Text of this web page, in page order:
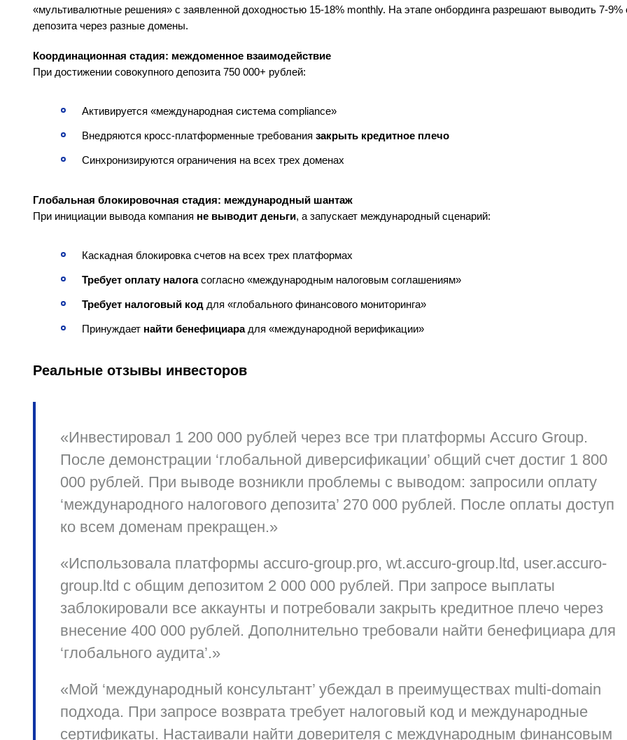
«мультивалютные решения» с заявленной доходностью 15-18% monthly. На этапе онбординга разрешают выводить 7-9%
депозита через разные домены.
Координационная стадия: междоменное взаимодействие
При достижении совокупного депозита 750 000+ рублей:
Активируется «международная система compliance»
Внедряются кросс-платформенные требования закрыть кредитное плечо
Синхронизируются ограничения на всех трех доменах
Глобальная блокировочная стадия: международный шантаж
При инициации вывода компания не выводит деньги, а запускает международный сценарий:
Каскадная блокировка счетов на всех трех платформах
Требует оплату налогасогласно «международным налоговым соглашениям»
Требует налоговый код для «глобального финансового мониторинга»
Принуждает найти бенефициарадля «международной верификации»
Реальные отзывы инвесторов
«Инвестировал 1 200 000 рублей через все три платформы Accuro Group.
После демонстрации ‘глобальной диверсификации’ общий счет достиг 1 800
000 рублей. При выводе возникли проблемы с выводом: запросили оплату
‘международного налогового депозита’ 270 000 рублей. После оплаты доступ
ко всем доменам прекращен.»
«Использовала платформы accuro-group.pro, wt.accuro-group.ltd, user.accuro-
group.ltd с общим депозитом 2 000 000 рублей. При запросе выплаты
заблокировали все аккаунты и потребовали закрыть кредитное плечо через
внесение 400 000 рублей. Дополнительно требовали найти бенефициара для
‘глобального аудита’.»
«Мой ‘международный консультант’ убеждал в преимуществах multi-domain
подхода. При запросе возврата требует налоговый код и международные
сертификаты. Настаивали найти доверителя с международным финансовым